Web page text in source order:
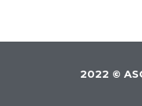
2022 ©